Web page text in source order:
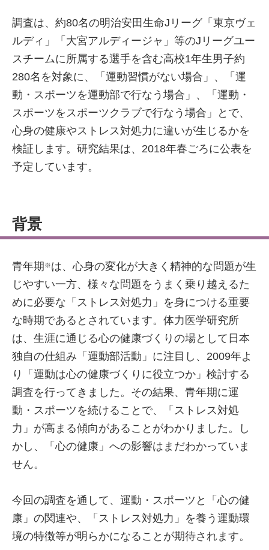
調査は、約80名の明治安田生命Jリーグ「東京ヴェ
ルディ」「大宮アルディージャ」等のJリーグユー
スチームに所属する選手を含む高校1年生男子約
280名を対象に、「運動習慣がない場合」、「運
動・スポーツを運動部で行なう場合」、「運動・
スポーツをスポーツクラブで行なう場合」とで、
心身の健康やストレス対処力に違いが生じるかを
検証します。研究結果は、2018年春ごろに公表を
予定しています。
背景
青年期 ※は、心身の変化が大きく精神的な問題が生
じやすい一方、様々な問題をうまく乗り越えるた
めに必要な「ストレス対処力」を身につける重要
な時期であるとされています。体力医学研究所
は、生涯に通じる心の健康づくりの場として日本
独自の仕組み「運動部活動」に注目し、2009年よ
り「運動は心の健康づくりに役立つか」検討する
調査を行ってきました。その結果、青年期に運
動・スポーツを続けることで、「ストレス対処
力」が高まる傾向があることがわかりました。し
かし、「心の健康」への影響はまだわかっていま
せん。
今回の調査を通して、運動・スポーツと「心の健
康」の関連や、「ストレス対処力」を養う運動環
境の特徴等が明らかになることが期待されます。